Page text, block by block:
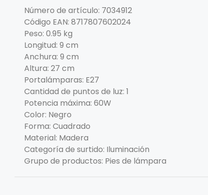
Número de artículo: 7034912
Código EAN: 8717807602024
Peso: 0.95 kg
Longitud: 9 cm
Anchura: 9 cm
Altura: 27 cm
Portalámparas: E27
Cantidad de puntos de luz: 1
Potencia máxima: 60W
Color: Negro
Forma: Cuadrado
Material: Madera
Categoría de surtido: Iluminación
Grupo de productos: Pies de lámpara